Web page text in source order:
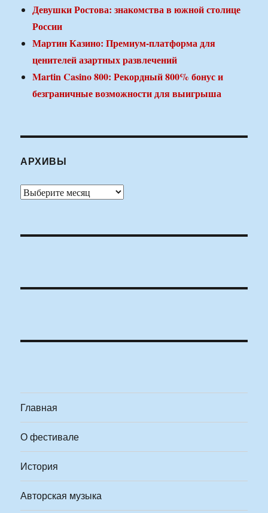
Девушки Ростова: знакомства в южной столице
России
Мартин Казино: Премиум-платформа для
ценителей азартных развлечений
Martin Casino 800: Рекордный 800% бонус и
безграничные возможности для выигрыша
АРХИВЫ
Архивы
Главная
О фестивале
История
Авторская музыка